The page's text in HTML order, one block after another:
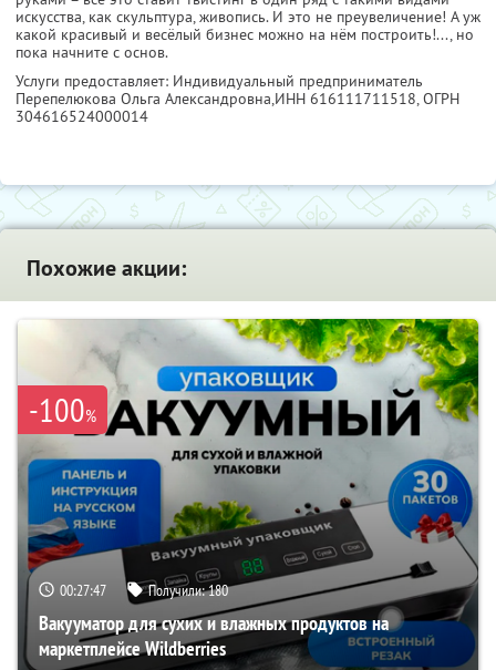
искусства, как скульптура, живопись. И это не преувеличение! А уж
какой красивый и весёлый бизнес можно на нём построить!..., но
пока начните с основ.
Услуги предоставляет: Индивидуальный предприниматель
Перепелюкова Ольга Александровна,ИНН 616111711518, ОГРН
304616524000014
Похожие акции:
-100%
00:27:46 Получили:180
Вакууматор для сухих и влажных продуктов на
маркетплейсе Wildberries